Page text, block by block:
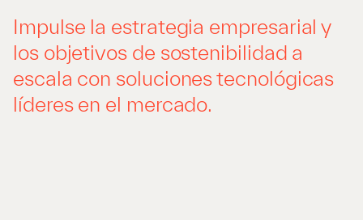
Impulse la estrategia empresarial y
los objetivos de sostenibilidad a
escala con soluciones tecnológicas
líderes en el mercado.